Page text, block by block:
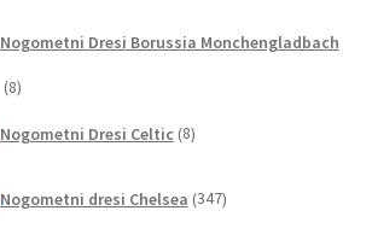
Nogometni Dresi Borussia Monchengladbach
88
Nogometni Dresi Celtic 8izdelkov
Nogometni dresi Chelsea 347izdelkov